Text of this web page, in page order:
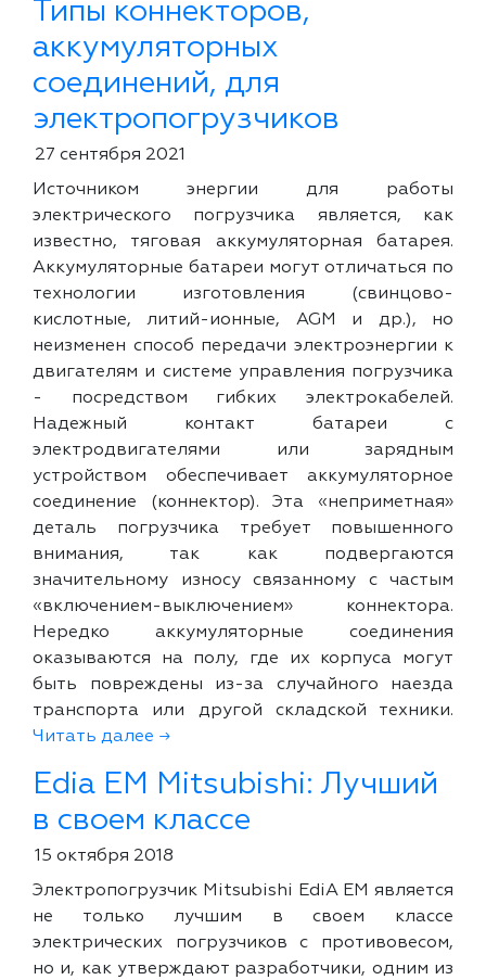
Типы коннекторов,
аккумуляторных
соединений, для
электропогрузчиков
27 сентября 2021
Источником энергии для работы
электрического погрузчика является, как
известно, тяговая аккумуляторная батарея.
Аккумуляторные батареи могут отличаться по
технологии изготовления (свинцово-
кислотные, литий-ионные, AGM и др.), но
неизменен способ передачи электроэнергии к
двигателям и системе управления погрузчика
- посредством гибких электрокабелей.
Надежный контакт батареи с
электродвигателями или зарядным
устройством обеспечивает аккумуляторное
соединение (коннектор). Эта «неприметная»
деталь погрузчика требует повышенного
внимания, так как подвергаются
значительному износу связанному с частым
«включением-выключением» коннектора.
Нередко аккумуляторные соединения
оказываются на полу, где их корпуса могут
быть повреждены из-за случайного наезда
транспорта или другой складской техники.
Читать далее →
Edia EM Mitsubishi: Лучший
в своем классе
15 октября 2018
Электропогрузчик Mitsubishi EdiA EM является
не только лучшим в своем классе
электрических погрузчиков с противовесом,
но и, как утверждают разработчики, одним из